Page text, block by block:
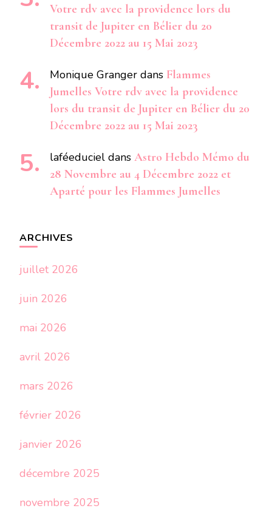
Votre rdv avec la providence lors du
transit de Jupiter en Bélier du 20
Décembre 2022 au 15 Mai 2023
Monique Granger dans Flammes
Jumelles Votre rdv avec la providence
lors du transit de Jupiter en Bélier du 20
Décembre 2022 au 15 Mai 2023
laféeduciel dans Astro Hebdo Mémo du
28 Novembre au 4 Décembre 2022 et
Aparté pour les Flammes Jumelles
ARCHIVES
juillet 2026
juin 2026
mai 2026
avril 2026
mars 2026
février 2026
janvier 2026
décembre 2025
novembre 2025